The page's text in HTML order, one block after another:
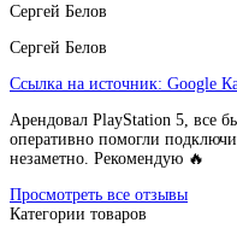
Сергей Белов
Сергей Белов
Ссылка на источник: Google
Арендовал PlayStation 5, все
оперативно помогли
незаметно. Рекомендую 🔥
Просмотреть все отзывы
Категории товаров